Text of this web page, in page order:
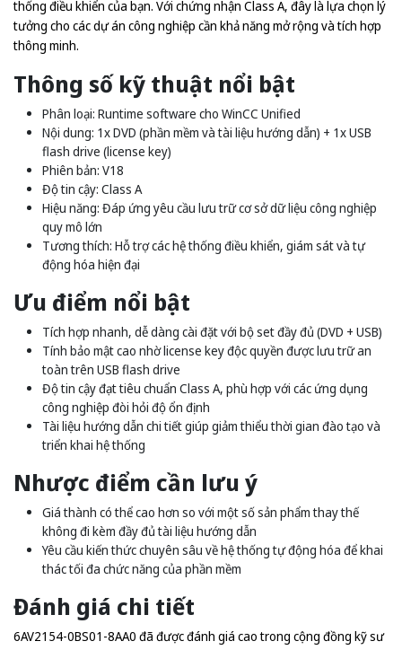
thống điều khiển của bạn. Với chứng nhận Class A, đây là lựa chọn lý
tưởng cho các dự án công nghiệp cần khả năng mở rộng và tích hợp
thông minh.
Thông số kỹ thuật nổi bật
Phân loại: Runtime software cho WinCC Unified
Nội dung: 1x DVD (phần mềm và tài liệu hướng dẫn) + 1x USB
flash drive (license key)
Phiên bản: V18
Độ tin cậy: Class A
Hiệu năng: Đáp ứng yêu cầu lưu trữ cơ sở dữ liệu công nghiệp
quy mô lớn
Tương thích: Hỗ trợ các hệ thống điều khiển, giám sát và tự
động hóa hiện đại
Ưu điểm nổi bật
Tích hợp nhanh, dễ dàng cài đặt với bộ set đầy đủ (DVD + USB)
Tính bảo mật cao nhờ license key độc quyền được lưu trữ an
toàn trên USB flash drive
Độ tin cậy đạt tiêu chuẩn Class A, phù hợp với các ứng dụng
công nghiệp đòi hỏi độ ổn định
Tài liệu hướng dẫn chi tiết giúp giảm thiểu thời gian đào tạo và
triển khai hệ thống
Nhược điểm cần lưu ý
Giá thành có thể cao hơn so với một số sản phẩm thay thế
không đi kèm đầy đủ tài liệu hướng dẫn
Yêu cầu kiến thức chuyên sâu về hệ thống tự động hóa để khai
thác tối đa chức năng của phần mềm
Đánh giá chi tiết
6AV2154-0BS01-8AA0 đã được đánh giá cao trong cộng đồng kỹ sư